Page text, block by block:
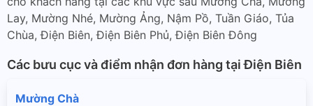
Lay, Mường Nhé, Mường Ảng, Nậm Pồ, Tuần Giáo, Tủa
Chùa, Điện Biên, Điện Biên Phủ, Điện Biên Đông
Các bưu cục và điểm nhận đơn hàng tại Điện Biên
Mường Chà